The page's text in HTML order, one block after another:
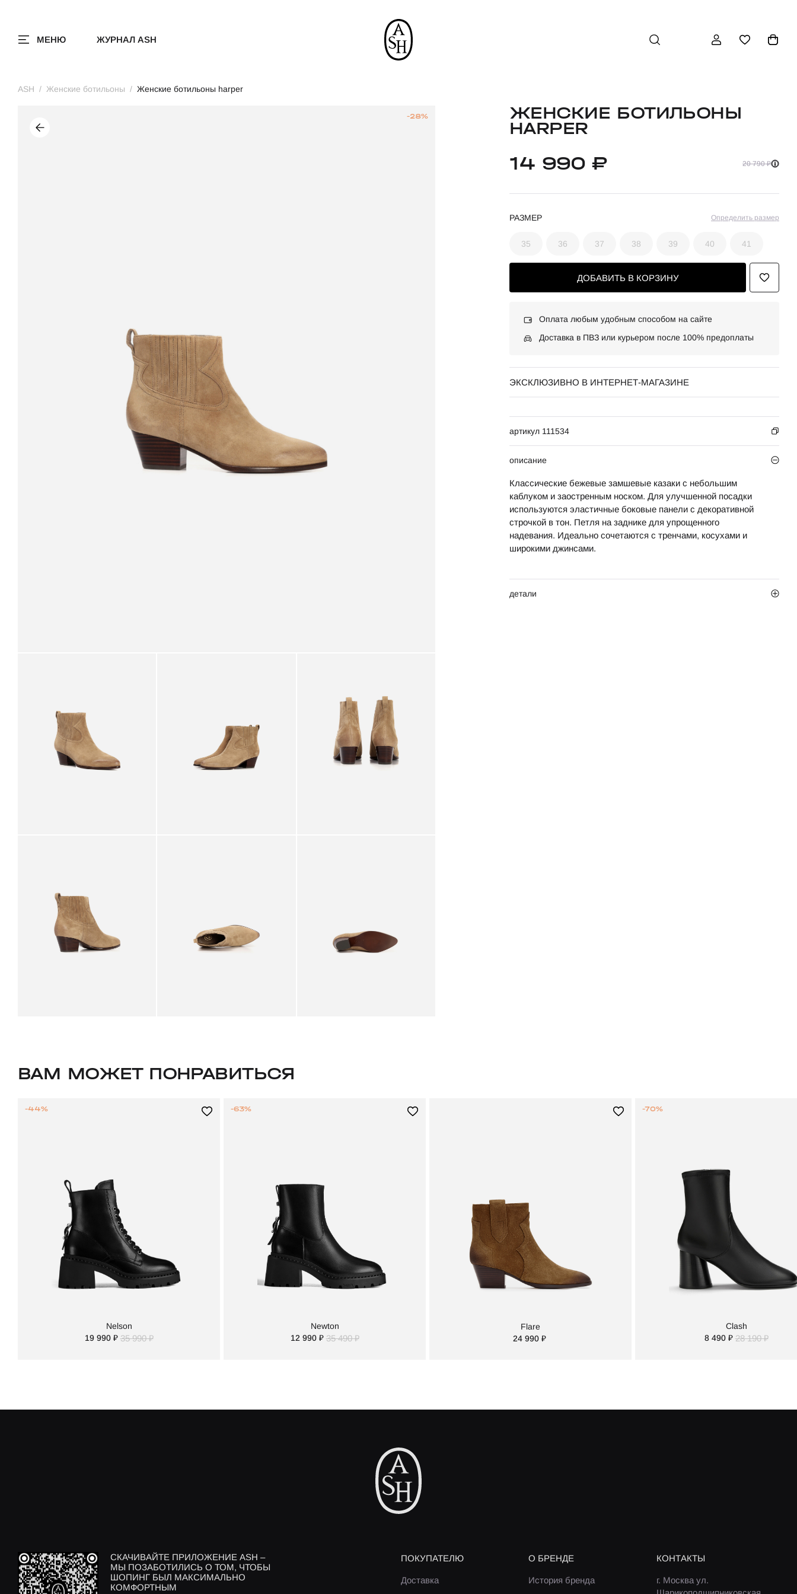
МЕНЮ ЖУРНАЛ ASH
ASH Женские ботильоны Женские ботильоны harper
-28% ЖЕНСКИЕ БОТИЛЬОНЫ
HARPER
14 990 ₽ 20 790 ₽
РАЗМЕР Определить размер
35 36 37 38 39 40 41
ДОБАВИТЬ В КОРЗИНУ
Оплата любым удобным способом на сайте
Доставка в ПВЗ или курьером после 100% предоплаты
ЭКСКЛЮЗИВНО В ИНТЕРНЕТ-МАГАЗИНЕ
артикул 111534
описание
Классические бежевые замшевые казаки с небольшим
каблуком и заостренным носком. Для улучшенной посадки
используются эластичные боковые панели с декоративной
строчкой в тон. Петля на заднике для упрощенного
надевания. Идеально сочетаются с тренчами, косухами и
широкими джинсами.
детали
ВАМ МОЖЕТ ПОНРАВИТЬСЯ
Nelson
19 990 ₽ 35 990 ₽
-44%
Newton
12 990 ₽ 35 490 ₽
-63%
Flare
24 990 ₽
Clash
8 490 ₽ 28 190 ₽
-70%
СКАЧИВАЙТЕ ПРИЛОЖЕНИЕ ASH –
МЫ ПОЗАБОТИЛИСЬ О ТОМ, ЧТОБЫ
ШОПИНГ БЫЛ МАКСИМАЛЬНО
КОМФОРТНЫМ
ПОКУПАТЕЛЮ
Доставка
О БРЕНДЕ
История бренда
КОНТАКТЫ
г. Москва ул.